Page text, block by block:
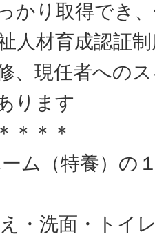
かり取得でき
人材育成認証
、現任者への
ります
＊＊＊
ム（特養）の
・洗面・トイ